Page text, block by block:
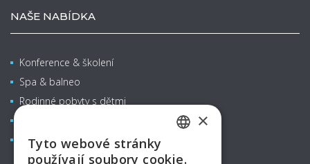
NAŠE NABÍDKA
Konference & školení
Spa & balneo
Rodinné pobyty s dětmi
Aquapark
×
Tyto webové stránky
používají soubory cookie.